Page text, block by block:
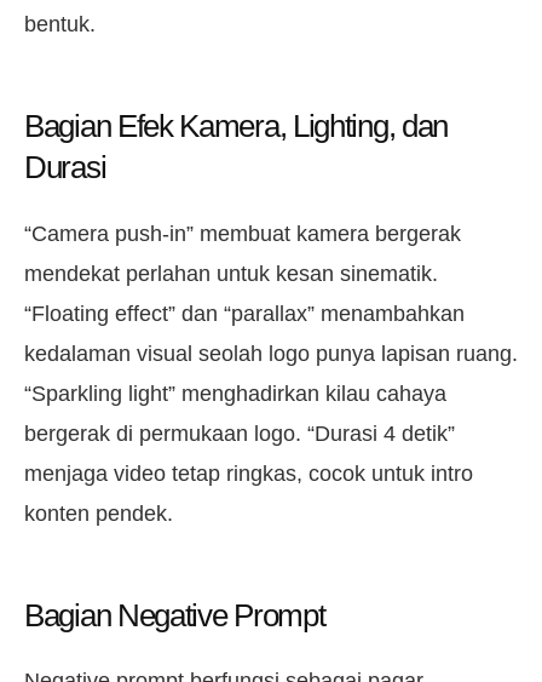
bentuk.
Bagian Efek Kamera, Lighting, dan
Durasi
“Camera push-in” membuat kamera bergerak
mendekat perlahan untuk kesan sinematik.
“Floating effect” dan “parallax” menambahkan
kedalaman visual seolah logo punya lapisan ruang.
“Sparkling light” menghadirkan kilau cahaya
bergerak di permukaan logo. “Durasi 4 detik”
menjaga video tetap ringkas, cocok untuk intro
konten pendek.
Bagian Negative Prompt